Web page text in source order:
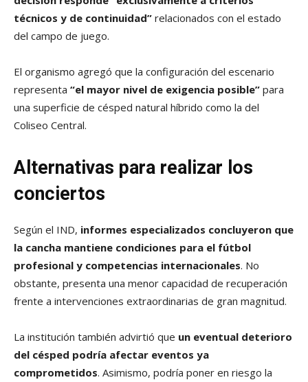
técnicos y de continuidad” relacionados con el estado
del campo de juego.
El organismo agregó que la configuración del escenario
representa “el mayor nivel de exigencia posible” para
una superficie de césped natural híbrido como la del
Coliseo Central.
Alternativas para realizar los
conciertos
Según el IND, informes especializados concluyeron que
la cancha mantiene condiciones para el fútbol
profesional y competencias internacionales. No
obstante, presenta una menor capacidad de recuperación
frente a intervenciones extraordinarias de gran magnitud.
La institución también advirtió que un eventual deterioro
del césped podría afectar eventos ya
comprometidos. Asimismo, podría poner en riesgo la